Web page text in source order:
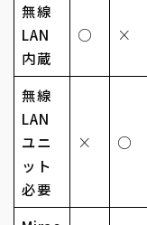
無線
LAN
内蔵
○ ×
無線
LAN
ユニ
ット
必要
× ○